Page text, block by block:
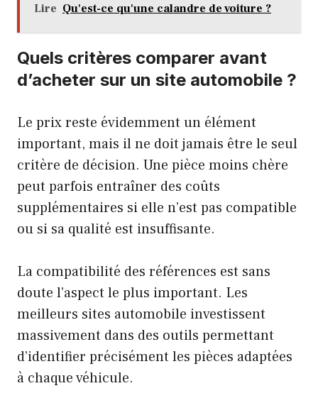
Lire Qu'est-ce qu'une calandre de voiture ?
Quels critères comparer avant
d’acheter sur un site automobile ?
Le prix reste évidemment un élément
important, mais il ne doit jamais être le seul
critère de décision. Une pièce moins chère
peut parfois entraîner des coûts
supplémentaires si elle n’est pas compatible
ou si sa qualité est insuffisante.
La compatibilité des références est sans
doute l’aspect le plus important. Les
meilleurs sites automobile investissent
massivement dans des outils permettant
d’identifier précisément les pièces adaptées
à chaque véhicule.